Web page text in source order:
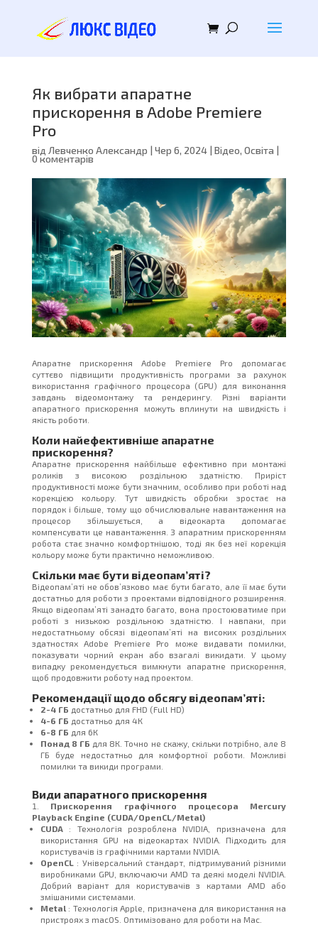
Як вибрати апаратне
прискорення в Adobe Premiere
Pro
від Левченко Александр | Чер 6, 2024| Відео, Освіта |
0 коментарів
Апаратне прискорення Adobe Premiere Pro допомагає
суттєво підвищити продуктивність програми за рахунок
використання графічного процесора (GPU) для виконання
завдань відеомонтажу та рендерингу. Різні варіанти
апаратного прискорення можуть вплинути на швидкість і
якість роботи.
Коли найефективніше апаратне
прискорення?
Апаратне прискорення найбільше ефективно при монтажі
роликів з високою роздільною здатністю. Приріст
продуктивності може бути значним, особливо при роботі над
корекцією кольору. Тут швидкість обробки зростає на
порядок і більше, тому що обчислювальне навантаження на
процесор збільшується, а відеокарта допомагає
компенсувати це навантаження. З апаратним прискоренням
робота стає значно комфортнішою, тоді як без неї корекція
кольору може бути практично неможливою.
Скільки має бути відеопам’яті?
Відеопам’яті не обов’язково має бути багато, але її має бути
достатньо для роботи з проектами відповідного розширення.
Якщо відеопам’яті занадто багато, вона простоюватиме при
роботі з низькою роздільною здатністю. І навпаки, при
недостатньому обсязі відеопам’яті на високих роздільних
здатностях Adobe Premiere Pro може видавати помилки,
показувати чорний екран або взагалі викидати. У цьому
випадку рекомендується вимкнути апаратне прискорення,
щоб продовжити роботу над проектом.
Рекомендації щодо обсягу відеопам’яті:
2-4 ГБ достатньо для FHD (Full HD)
4-6 ГБ достатньо для 4К
6-8 ГБ для 6К
Понад 8 ГБ для 8К. Точно не скажу, скільки потрібно, але 8
ГБ буде недостатньо для комфортної роботи. Можливі
помилки та викиди програми.
Види апаратного прискорення
Прискорення графічного процесора Mercury
Playback Engine (CUDA/OpenCL/Metal)
CUDA : Технологія розроблена NVIDIA, призначена для
використання GPU на відеокартах NVIDIA. Підходить для
користувачів із графічними картами NVIDIA.
OpenCL : Універсальний стандарт, підтримуваний різними
виробниками GPU, включаючи AMD та деякі моделі NVIDIA.
Добрий варіант для користувачів з картами AMD або
змішаними системами.
Metal : Технологія Apple, призначена для використання на
пристроях з macOS. Оптимізовано для роботи на Mac.